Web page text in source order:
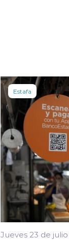
Estafa
Jueves 23 de